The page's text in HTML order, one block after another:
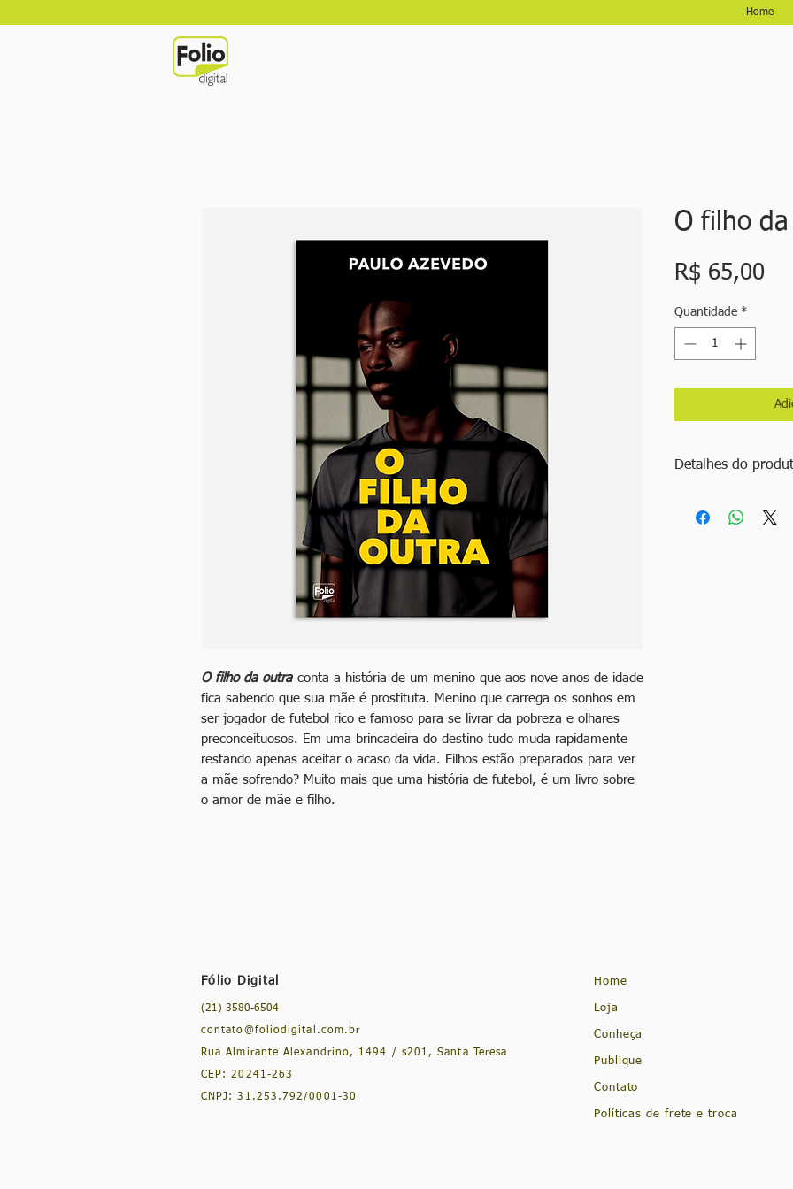
Home
O filho da outra conta a história de um menino que aos nove anos de idade
fica sabendo que sua mãe é prostituta. Menino que carrega os sonhos em
ser jogador de futebol rico e famoso para se livrar da pobreza e olhares
preconceituosos. Em uma brincadeira do destino tudo muda rapidamente
restando apenas aceitar o acaso da vida. Filhos estão preparados para ver
a mãe sofrendo? Muito mais que uma história de futebol, é um livro sobre
o amor de mãe e filho.
O filho
R$ 65,00
Quantidade *
Detalhes do
Autor: Paulo Azevedo
Fólio Digital
(21) 3580-6504
contato@foliodigital.com.br
Rua Almirante Alexandrino, 1494 / s201, Santa Teresa
CEP: 20241-263
CNPJ: 31.253.792/0001-30
Home
Loja
Conheça
Publique
Contato
Políticas de frete e troca